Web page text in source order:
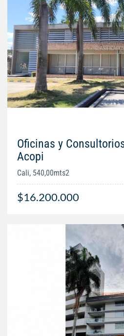
Oficinas y
Acopi
Cali, 540,00mts2
$16.200.000